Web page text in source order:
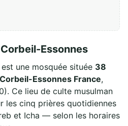
Essonnes
une mosquée située 38
Essonnes France,
Ce lieu de culte musulman
les cinq prières quotidiennes
et Icha — selon les horaires